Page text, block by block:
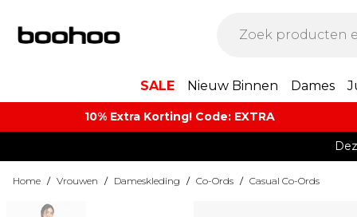
SALE Nieuw Binnen Dames
10% Extra Korting! Code: EXTRA​
Home / Vrouwen / Dameskleding / Co-Ords / Casual Co-Ords